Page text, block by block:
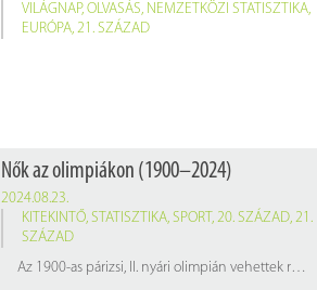
VILÁGNAP, OLVASÁS, NEMZETKÖZI STATISZTIKA,
EURÓPA, 21. SZÁZAD
Nők az olimpiákon (1900–2024)
2024.08.23.
KITEKINTŐ, STATISZTIKA, SPORT, 20. SZÁZAD, 21.
SZÁZAD
Az 1900-as párizsi, II. nyári olimpián vehettek részt először női sportolók. Az első női olimpiai bajnok a svájci Hélène de Pourtalès lett, aki a győztes vitorlás csapat tagja volt. Az első egyéni női olimpiai bajnoki címet pedig a teniszező Charlotte Cooper szerezte meg. Ezen az olimpián mindössze 22 nő vett részt.